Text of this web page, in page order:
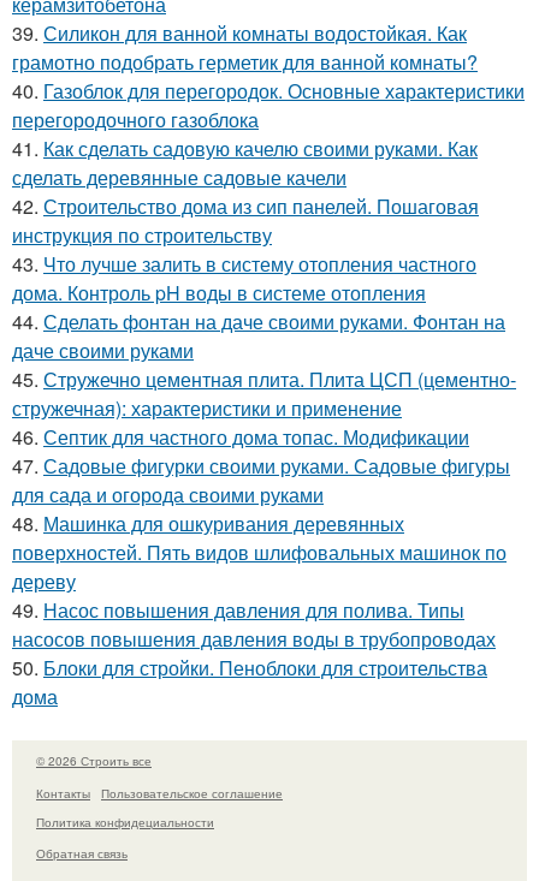
39. Силикон для ванной комнаты водостойкая. Как
грамотно подобрать герметик для ванной комнаты?
40. Газоблок для перегородок. Основные характеристики
перегородочного газоблока
41. Как сделать садовую качелю своими руками. Как
сделать деревянные садовые качели
42. Строительство дома из сип панелей. Пошаговая
инструкция по строительству
43. Что лучше залить в систему отопления частного
дома. Контроль pH воды в системе отопления
44. Сделать фонтан на даче своими руками. Фонтан на
даче своими руками
45. Стружечно цементная плита. Плита ЦСП (цементно-
стружечная): характеристики и применение
46. Септик для частного дома топас. Модификации
47. Садовые фигурки своими руками. Садовые фигуры
для сада и огорода своими руками
48. Машинка для ошкуривания деревянных
поверхностей. Пять видов шлифовальных машинок по
дереву
49. Насос повышения давления для полива. Типы
насосов повышения давления воды в трубопроводах
50. Блоки для стройки. Пеноблоки для строительства
дома
© 2026 Строить все
Контакты
Пользовательское соглашение
Политика конфидециальности
Обратная связь